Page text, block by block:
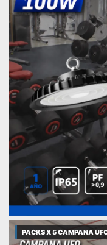
PACKS X 5 CAMPANA